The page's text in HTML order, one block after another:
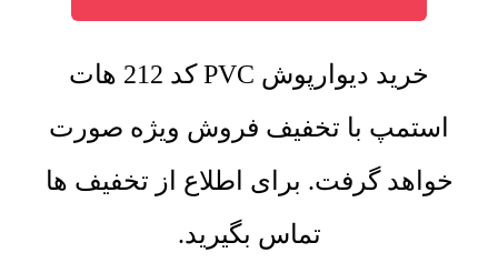
خرید دیوارپوش PVC کد 212 هات
استمپ با تخفیف فروش ویژه صورت
خواهد گرفت. برای اطلاع از تخفیف ها
تماس بگیرید.